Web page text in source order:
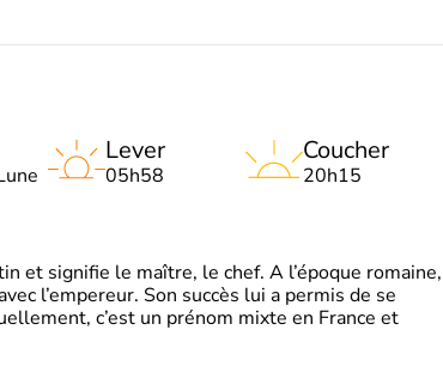
Lever
05h58
Coucher
20h15
et signifie le maître, le chef. A l’époque romaine,
l’empereur. Son succès lui a permis de se
c’est un prénom mixte en France et